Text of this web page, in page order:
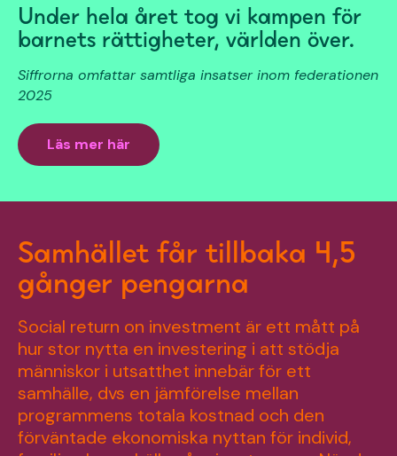
Under hela året tog vi kampen för
barnets rättigheter, världen över.
Siffrorna omfattar samtliga insatser inom federationen
2025
Läs mer här
Samhället får tillbaka 4,5
gånger pengarna
Social return on investment är ett mått på
hur stor nytta en investering i att stödja
människor i utsatthet innebär för ett
samhälle, dvs en jämförelse mellan
programmens totala kostnad och den
förväntade ekonomiska nyttan för individ,